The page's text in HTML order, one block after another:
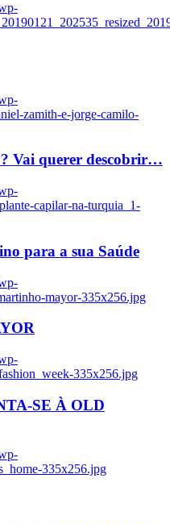
zamith-e-jorge-camilo-
Vai querer descobrir…
capilar-na-turquia_1-
para a sua Saúde
mayor-335x256.jpg
335x256.jpg
SE À OLD
335x256.jpg